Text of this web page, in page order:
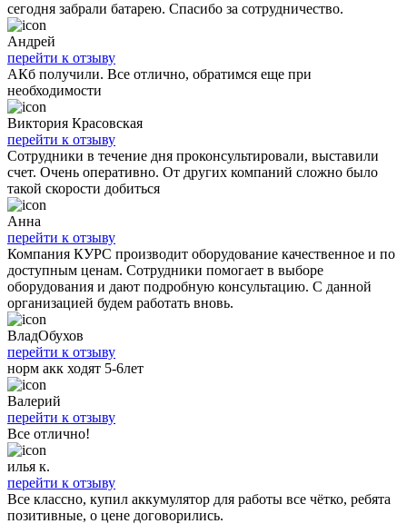
сегодня забрали батарею. Спасибо за сотрудничество.
Андрей
перейти к отзыву
АКб получили. Все отлично, обратимся еще при
необходимости
Виктория Красовская
перейти к отзыву
Сотрудники в течение дня проконсультировали, выставили
счет. Очень оперативно. От других компаний сложно было
такой скорости добиться
Анна
перейти к отзыву
Компания КУРС производит оборудование качественное и по
доступным ценам. Сотрудники помогает в выборе
оборудования и дают подробную консультацию. С данной
организацией будем работать вновь.
ВладОбухов
перейти к отзыву
норм акк ходят 5-6лет
Валерий
перейти к отзыву
Все отлично!
илья к.
перейти к отзыву
Все классно, купил аккумулятор для работы все чётко, ребята
позитивные, о цене договорились.